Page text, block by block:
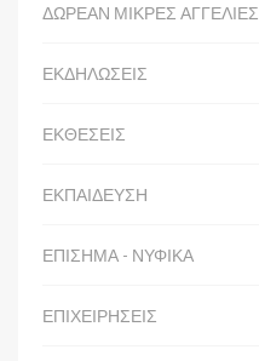
ΔΩΡΕΑΝ ΜΙΚΡΕΣ ΑΓΓΕΛΙΕΣ
ΕΚΔΗΛΩΣΕΙΣ
ΕΚΘΕΣΕΙΣ
ΕΚΠΑΙΔΕΥΣΗ
ΕΠΙΣΗΜΑ - ΝΥΦΙΚΑ
ΕΠΙΧΕΙΡΗΣΕΙΣ